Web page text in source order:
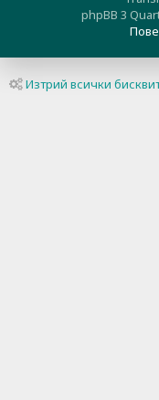
phpBB 3
Изтрий всички